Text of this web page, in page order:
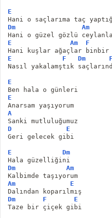
E
Hani o saçlarıma taç
Dm
Am
Hani o güzel gözlü
E
Am F
Hani kuşlar ağaçlar
E
F Dm F
Nasıl yakalamştık
E
Ben hala o günleri
E
Anarsam yaşıyorum
A
Sanki mutluluğumuz
D
E
Geri gelecek gibi
E
Dm
Hala güzelliğini
Dm
Am
Kalbimde taşıyorum
Am
E
Dalından koparılmış
Dm
F
E
Taze bir çiçek gibi